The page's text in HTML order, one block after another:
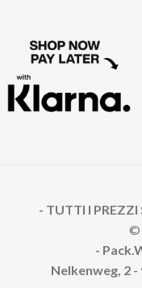
- TUTTI I PREZZI
©
-
Nelkenweg, 2-